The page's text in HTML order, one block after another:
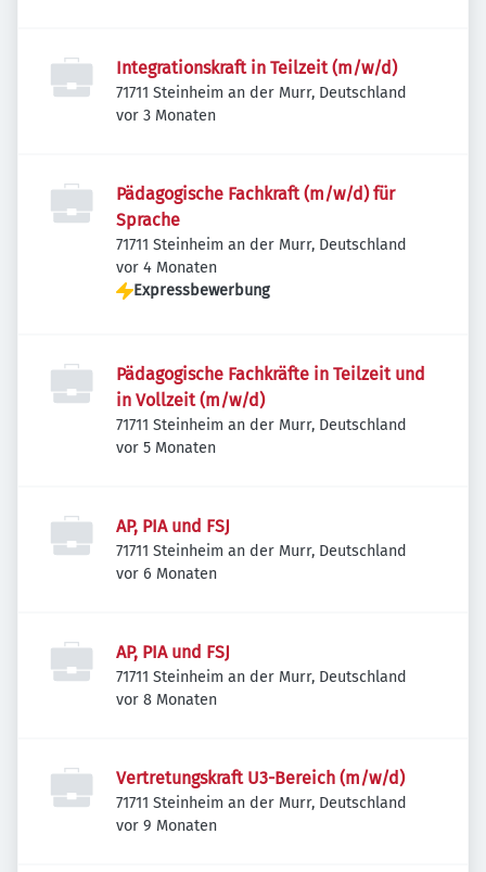
Integrationskraft in Teilzeit (m/w/d)
71711 Steinheim an der Murr, Deutschland
Veröffentlicht:
vor 3 Monaten
Pädagogische Fachkraft (m/w/d) für
Sprache
71711 Steinheim an der Murr, Deutschland
Veröffentlicht:
vor 4 Monaten
Expressbewerbung
Pädagogische Fachkräfte in Teilzeit und
in Vollzeit (m/w/d)
71711 Steinheim an der Murr, Deutschland
Veröffentlicht:
vor 5 Monaten
AP, PIA und FSJ
71711 Steinheim an der Murr, Deutschland
Veröffentlicht:
vor 6 Monaten
AP, PIA und FSJ
71711 Steinheim an der Murr, Deutschland
Veröffentlicht:
vor 8 Monaten
Vertretungskraft U3-Bereich (m/w/d)
71711 Steinheim an der Murr, Deutschland
Veröffentlicht:
vor 9 Monaten